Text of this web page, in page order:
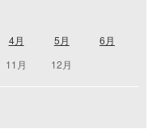
4月 5月
6月
11月 12月